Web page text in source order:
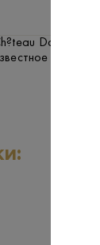
Dauzac —
своими